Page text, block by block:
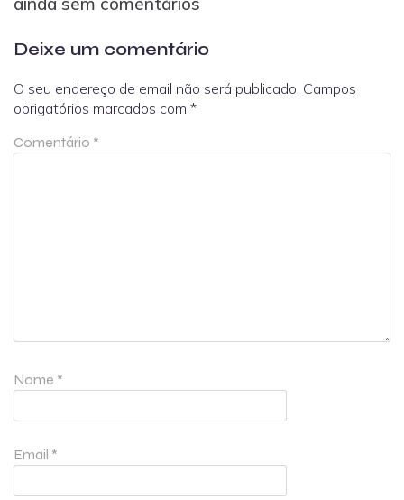
Deixe um comentário
O seu endereço de email não será publicado. Campos
obrigatórios marcados com *
Comentário *
Nome *
Email *